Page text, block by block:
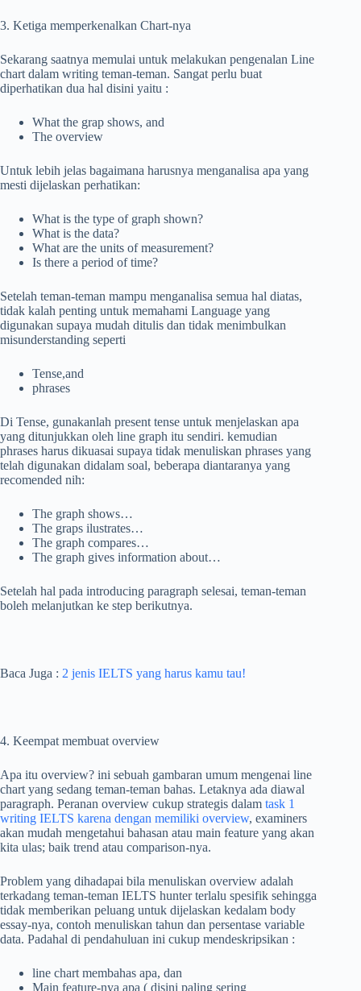
3. Ketiga memperkenalkan Chart-nya
Sekarang saatnya memulai untuk melakukan pengenalan Line
chart dalam writing teman-teman. Sangat perlu buat
diperhatikan dua hal disini yaitu :
What the grap shows, and
The overview
Untuk lebih jelas bagaimana harusnya menganalisa apa yang
mesti dijelaskan perhatikan:
What is the type of graph shown?
What is the data?
What are the units of measurement?
Is there a period of time?
Setelah teman-teman mampu menganalisa semua hal diatas,
tidak kalah penting untuk memahami Language yang
digunakan supaya mudah ditulis dan tidak menimbulkan
misunderstanding seperti
Tense,and
phrases
Di Tense, gunakanlah present tense untuk menjelaskan apa
yang ditunjukkan oleh line graph itu sendiri. kemudian
phrases harus dikuasai supaya tidak menuliskan phrases yang
telah digunakan didalam soal, beberapa diantaranya yang
recomended nih:
The graph shows…
The graps ilustrates…
The graph compares…
The graph gives information about…
Setelah hal pada introducing paragraph selesai, teman-teman
boleh melanjutkan ke step berikutnya.
Baca Juga : 2 jenis IELTS yang harus kamu tau!
4. Keempat membuat overview
Apa itu overview? ini sebuah gambaran umum mengenai line
chart yang sedang teman-teman bahas. Letaknya ada diawal
paragraph. Peranan overview cukup strategis dalam task 1
writing IELTS karena dengan memiliki overview, examiners
akan mudah mengetahui bahasan atau main feature yang akan
kita ulas; baik trend atau comparison-nya.
Problem yang dihadapai bila menuliskan overview adalah
terkadang teman-teman IELTS hunter terlalu spesifik sehingga
tidak memberikan peluang untuk dijelaskan kedalam body
essay-nya, contoh menuliskan tahun dan persentase variable
data. Padahal di pendahuluan ini cukup mendeskripsikan :
line chart membahas apa, dan
Main feature-nya apa ( disini paling sering